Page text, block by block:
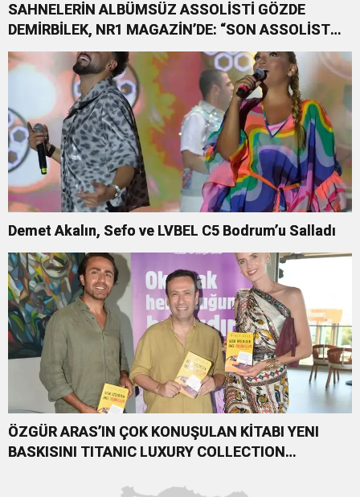
SAHNELERİN ALBÜMSÜZ ASSOLİSTİ GÖZDE
DEMİRBİLEK, NR1 MAGAZİN’DE: “SON ASSOLİST
OLARAK VAR OLACAĞIM!”
Demet Akalın, Sefo ve LVBEL C5 Bodrum’u Salladı
ÖZGÜR ARAS’IN ÇOK KONUŞULAN KİTABI YENI
BASKISINI TITANIC LUXURY COLLECTION